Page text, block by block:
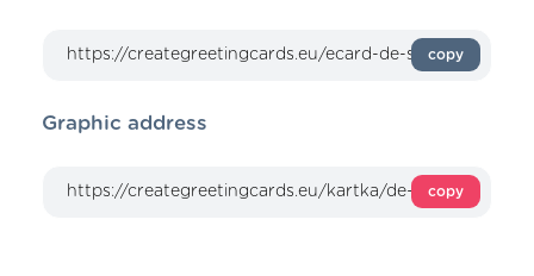
copy
Graphic address
copy